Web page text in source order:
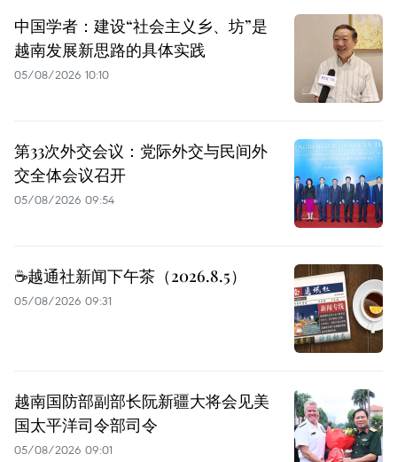
中国学者：建设“社会主义乡、坊”是
越南发展新思路的具体实践
05/08/2026 10:10
第33次外交会议：党际外交与民间外
交全体会议召开
05/08/2026 09:54
☕️越通社新闻下午茶（2026.8.5）
05/08/2026 09:31
越南国防部副部长阮新疆大将会见美
国太平洋司令部司令
05/08/2026 09:01